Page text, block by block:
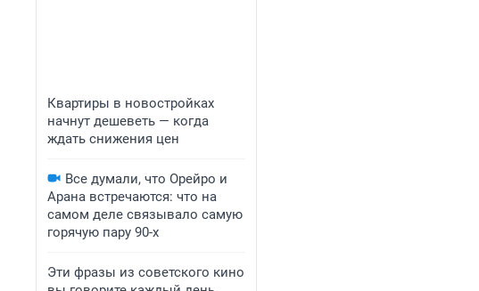
Квартиры в новостройках
начнут дешеветь — когда
ждать снижения цен
Все думали, что Орейро и
Арана встречаются: что на
самом деле связывало самую
горячую пару 90-х
Эти фразы из советского кино